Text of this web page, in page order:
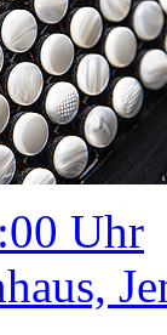
Uhr